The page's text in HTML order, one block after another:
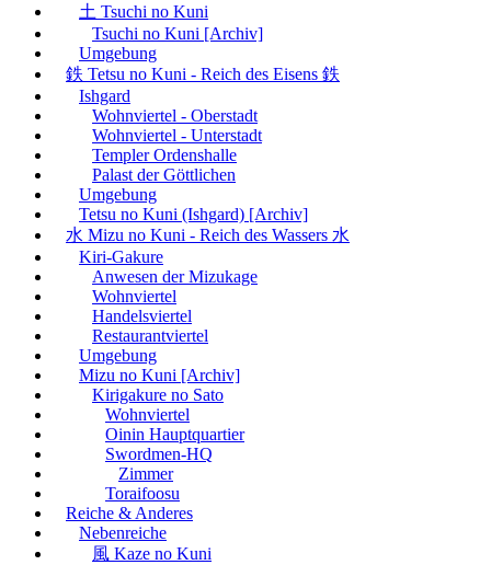
土 Tsuchi no Kuni
Tsuchi no Kuni [Archiv]
Umgebung
鉄 Tetsu no Kuni - Reich des Eisens 鉄
Ishgard
Wohnviertel - Oberstadt
Wohnviertel - Unterstadt
Templer Ordenshalle
Palast der Göttlichen
Umgebung
Tetsu no Kuni (Ishgard) [Archiv]
水 Mizu no Kuni - Reich des Wassers 水
Kiri-Gakure
Anwesen der Mizukage
Wohnviertel
Handelsviertel
Restaurantviertel
Umgebung
Mizu no Kuni [Archiv]
Kirigakure no Sato
Wohnviertel
Oinin Hauptquartier
Swordmen-HQ
Zimmer
Toraifoosu
Reiche & Anderes
Nebenreiche
風 Kaze no Kuni